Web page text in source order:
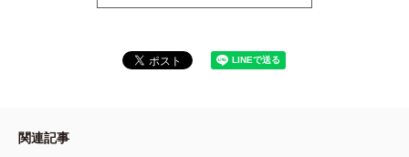
関連記事